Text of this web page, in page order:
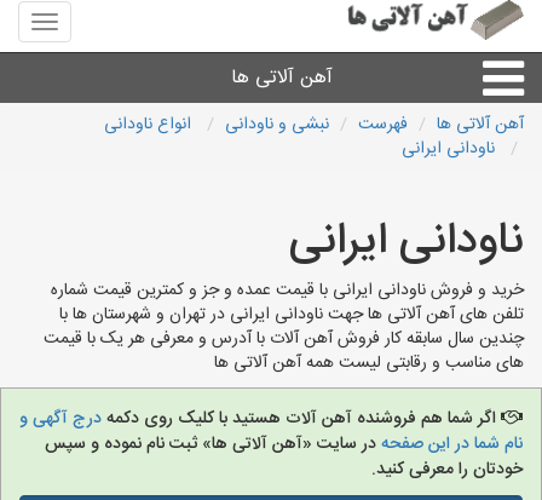
منوی
سایت
آلاتی
آهن آلاتی ها
لوله و اتصالات
سایر آهن آلات
آهن آلاتی های شهرها
آهن آلاتی ها فهرست نبشی و ناودانی
انواع ناودانی
ناودانی ایرانی
ناودانی ایرانی
خرید و فروش ناودانی ایرانی با قیمت عمده و جز و کمترین قیمت شماره
تلفن های آهن آلاتی ها جهت ناودانی ایرانی در تهران و شهرستان ها با
چندین سال سابقه کار فروش آهن آلات با آدرس و معرفی هر یک با قیمت
های مناسب و رقابتی لیست همه آهن آلاتی ها
اگر شما هم فروشنده آهن آلات هستید با کلیک روی دکمهدرج آگهی و
نام شما در این صفحهدر سایت «آهن آلاتی ها» ثبت نام نموده و سپس
خودتان را معرفی کنید.